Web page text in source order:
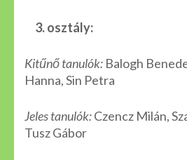
3. osztály:
Kitűnő tanulók: Balogh
Hanna, Sin Petra
Jeles tanulók:Czencz Milán,
Tusz Gábor